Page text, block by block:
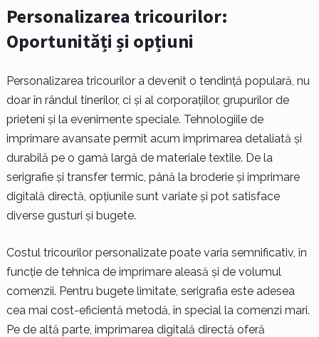
Personalizarea tricourilor:
Oportunități și opțiuni
Personalizarea tricourilor a devenit o tendință populară, nu
doar în rândul tinerilor, ci și al corporațiilor, grupurilor de
prieteni și la evenimente speciale. Tehnologiile de
imprimare avansate permit acum imprimarea detaliată și
durabilă pe o gamă largă de materiale textile. De la
serigrafie și transfer termic, până la broderie și imprimare
digitală directă, opțiunile sunt variate și pot satisface
diverse gusturi și bugete.
Costul tricourilor personalizate poate varia semnificativ, în
funcție de tehnica de imprimare aleasă și de volumul
comenzii. Pentru bugete limitate, serigrafia este adesea
cea mai cost-eficientă metodă, în special la comenzi mari.
Pe de altă parte, imprimarea digitală directă oferă